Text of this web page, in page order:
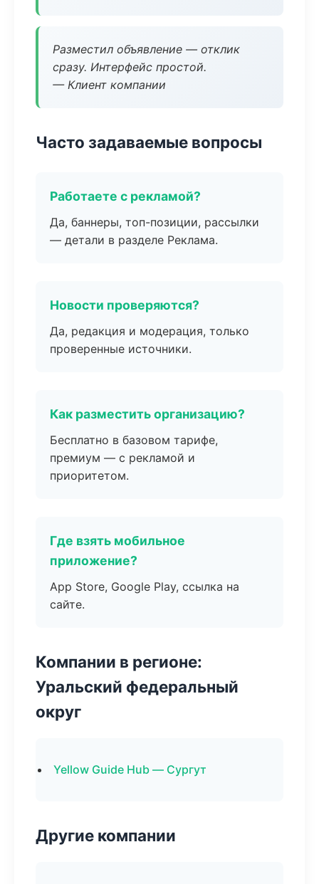
Разместил объявление — отклик
сразу. Интерфейс простой.
— Клиент компании
Часто задаваемые вопросы
Работаете с рекламой?
Да, баннеры, топ-позиции, рассылки
— детали в разделе Реклама.
Новости проверяются?
Да, редакция и модерация, только
проверенные источники.
Как разместить организацию?
Бесплатно в базовом тарифе,
премиум — с рекламой и
приоритетом.
Где взять мобильное
приложение?
App Store, Google Play, ссылка на
сайте.
Компании в регионе:
Уральский федеральный
округ
Yellow Guide Hub — Сургут
Другие компании